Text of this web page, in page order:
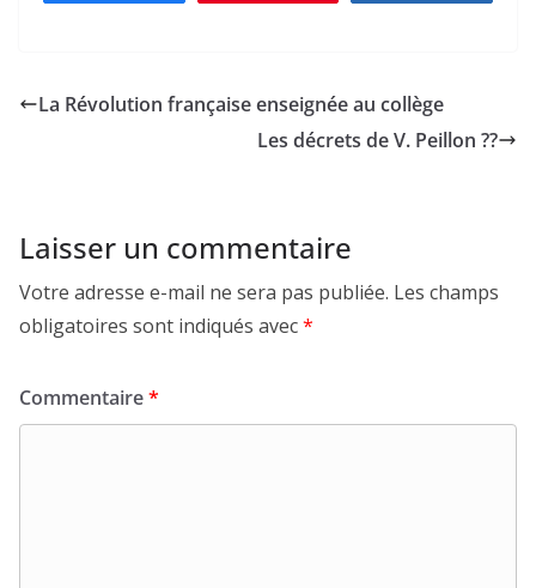
La Révolution française enseignée au collège
Les décrets de V. Peillon ??
Laisser un commentaire
Votre adresse e-mail ne sera pas publiée. Les champs
obligatoires sont indiqués avec*
Commentaire*